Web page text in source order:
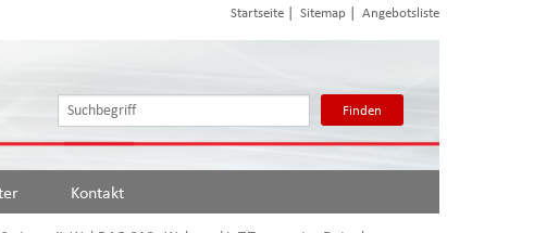
Startseite Sitemap Angebotsliste
Finden
Kontakt